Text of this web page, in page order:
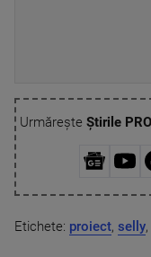
Urmărește Știrile
Etichete: proiect, selly,